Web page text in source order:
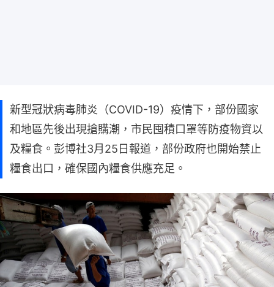
新型冠狀病毒肺炎（COVID-19）疫情下，部份國家
和地區先後出現搶購潮，市民囤積口罩等防疫物資以
及糧食。彭博社3月25日報道，部份政府也開始禁止
糧食出口，確保國內糧食供應充足。